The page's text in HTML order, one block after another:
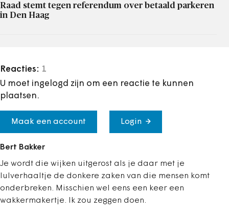
Raad stemt tegen referendum over betaald parkeren
in Den Haag
Reacties: 1
U moet ingelogd zijn om een reactie te kunnen
plaatsen.
Maak een account Login
Bert Bakker
Je wordt die wijken uitgerost als je daar met je
lulverhaaltje de donkere zaken van die mensen komt
onderbreken. Misschien wel eens een keer een
wakkermakertje. Ik zou zeggen doen.